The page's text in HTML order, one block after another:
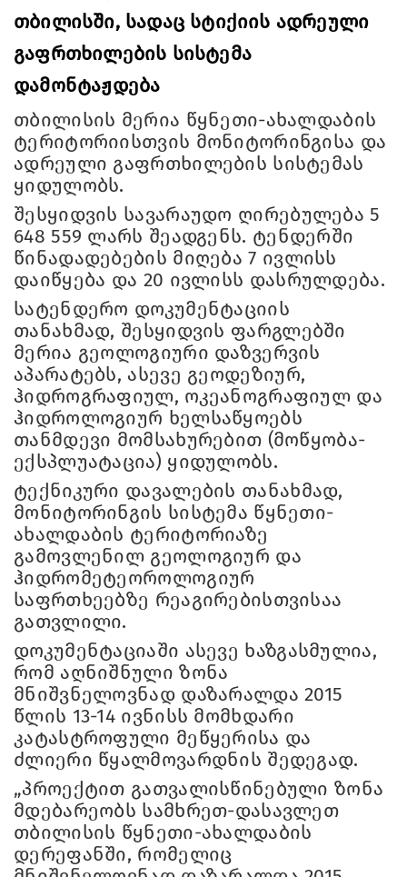
თბილისში, სადაც სტიქიის ადრეული
გაფრთხილების სისტემა
დამონტაჟდება
თბილისის მერია წყნეთი-ახალდაბის
ტერიტორიისთვის მონიტორინგისა და
ადრეული გაფრთხილების სისტემას
ყიდულობს.
შესყიდვის სავარაუდო ღირებულება 5
648 559 ლარს შეადგენს. ტენდერში
წინადადებების მიღება 7 ივლისს
დაიწყება და 20 ივლისს დასრულდება.
სატენდერო დოკუმენტაციის
თანახმად, შესყიდვის ფარგლებში
მერია გეოლოგიური დაზვერვის
აპარატებს, ასევე გეოდეზიურ,
ჰიდროგრაფიულ, ოკეანოგრაფიულ და
ჰიდროლოგიურ ხელსაწყოებს
თანმდევი მომსახურებით (მოწყობა-
ექსპლუატაცია) ყიდულობს.
ტექნიკური დავალების თანახმად,
მონიტორინგის სისტემა წყნეთი-
ახალდაბის ტერიტორიაზე
გამოვლენილ გეოლოგიურ და
ჰიდრომეტეოროლოგიურ
საფრთხეებზე რეაგირებისთვისაა
გათვლილი.
დოკუმენტაციაში ასევე ხაზგასმულია,
რომ აღნიშნული ზონა
მნიშვნელოვნად დაზარალდა 2015
წლის 13-14 ივნისს მომხდარი
კატასტროფული მეწყერისა და
ძლიერი წყალმოვარდნის შედეგად.
„პროექტით გათვალისწინებული ზონა
მდებარეობს სამხრეთ-დასავლეთ
თბილისის წყნეთი-ახალდაბის
დერეფანში, რომელიც